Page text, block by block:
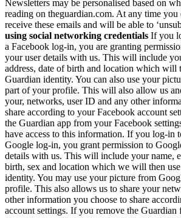
Newsletters may be personalised based on
reading on theguardian.com. At any time you
receive these emails and will be able to
using social networking credentials If you
a Facebook log-in, you are granting
your user details with us. This will include
address, date of birth and location which will
Guardian identity. You can also use your
part of your profile. This will also allow us
your, networks, user ID and any other
share according to your Facebook account
the Guardian app from your Facebook
have access to this information. If you log-in
Google log-in, you grant permission to
details with us. This will include your name,
birth, sex and location which we will then
identity. You may use your picture from
profile. This also allows us to share your
other information you choose to share
account settings. If you remove the